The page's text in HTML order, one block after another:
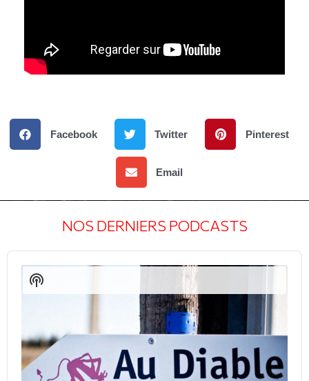
Facebook Twitter Pinterest
Email
NOS DERNIERS PODCASTS
Audio
Player
Show